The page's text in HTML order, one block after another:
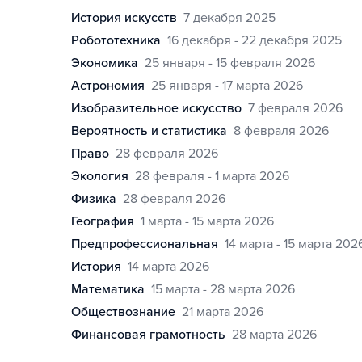
история искусств 7 декабря 2025
робототехника 16 декабря - 22 декабря 2025
экономика 25 января - 15 февраля 2026
астрономия 25 января - 17 марта 2026
изобразительное искусство 7 февраля 2026
вероятность и статистика 8 февраля 2026
право 28 февраля 2026
экология 28 февраля - 1 марта 2026
физика 28 февраля 2026
география 1 марта - 15 марта 2026
предпрофессиональная 14 марта - 15 марта
история 14 марта 2026
математика 15 марта - 28 марта 2026
обществознание 21 марта 2026
финансовая грамотность 28 марта 2026